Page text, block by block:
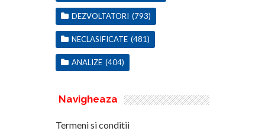
DEZVOLTATORI (793)
NECLASIFICATE (481)
ANALIZE (404)
Navigheaza
Termeni si conditii